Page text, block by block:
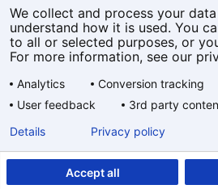
Cookies
Privacy statement
Toegankelijkheid
Algemene voorwaarden
taal:
We collect and process your
understand how it is used. You
to all or selected purposes, or
For more information, see our
Analytics Conversion tracking
User feedback
3rd party
Accept all
Details Privacy policy